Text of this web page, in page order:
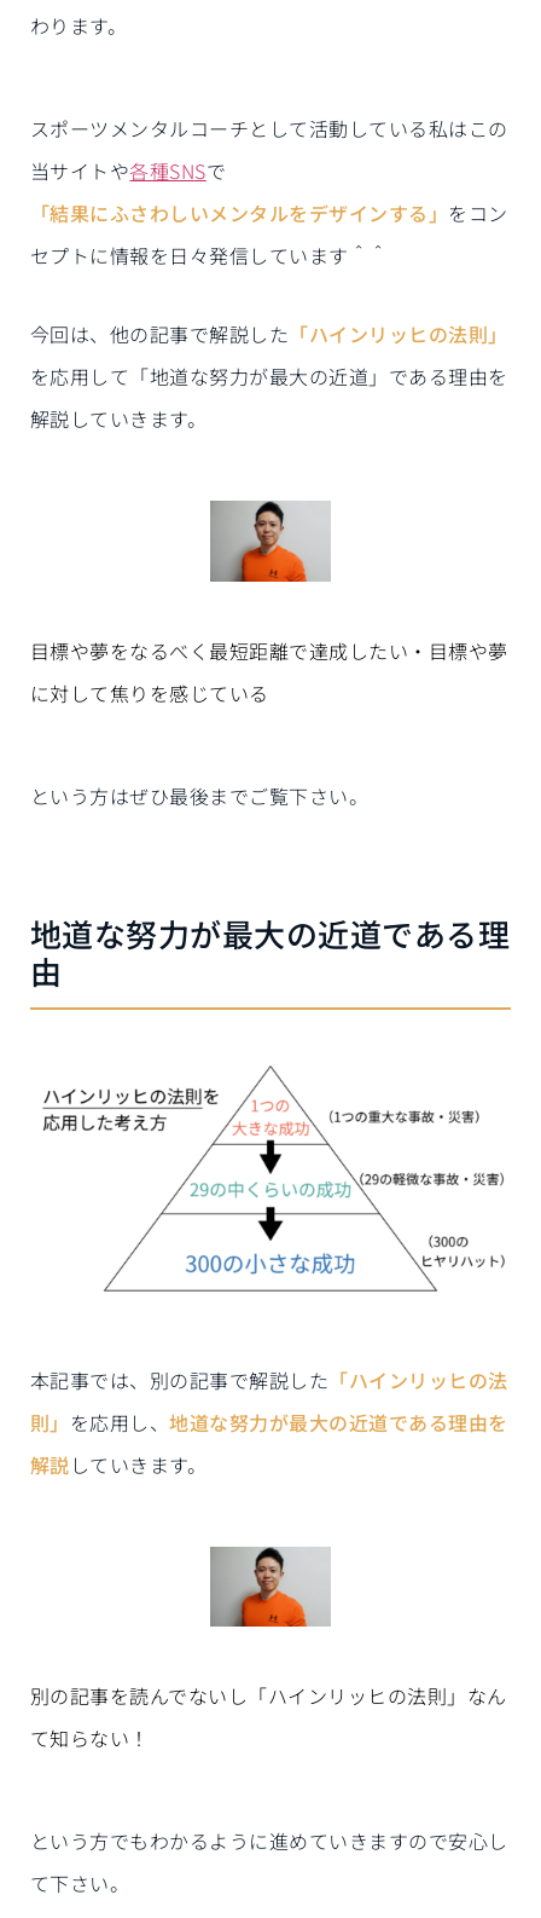
わります。
スポーツメンタルコーチとして活動している私はこの
当サイトや各種SNSで
「結果にふさわしいメンタルをデザインする」 をコン
セプトに情報を日々発信しています＾＾
今回は、他の記事で解説した 「ハインリッヒの法則」
を応用して「地道な努力が最大の近道」である理由を
解説していきます。
目標や夢をなるべく最短距離で達成したい・目標や夢
に対して焦りを感じている
という方はぜひ最後までご覧下さい。
地道な努力が最大の近道である理
由
本記事では、別の記事で解説した 「ハインリッヒの法
則」 を応用し、地道な努力が最大の近道である理由を
解説 していきます。
別の記事を読んでないし「ハインリッヒの法則」なん
て知らない！
という方でもわかるように進めていきますので安心し
て下さい。